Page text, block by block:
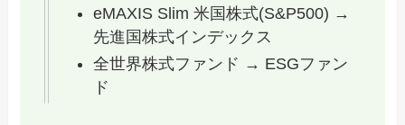
eMAXIS Slim 米国株式(S&P500) →
先進国株式インデックス
全世界株式ファンド → ESGファン
ド